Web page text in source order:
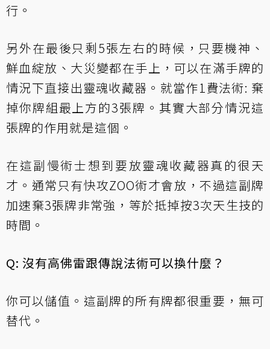
行。
另外在最後只剩5張左右的時候，只要機神、
鮮血綻放、大災變都在手上，可以在滿手牌的
情況下直接出靈魂收藏器。就當作1費法術: 棄
掉你牌組最上方的3張牌。其實大部分情況這
張牌的作用就是這個。
在這副慢術士想到要放靈魂收藏器真的很天
才。通常只有快攻ZOO術才會放，不過這副牌
加速棄3張牌非常強，等於抵掉按3次天生技的
時間。
Q: 沒有高佛雷跟傳說法術可以換什麼？
你可以儲值。這副牌的所有牌都很重要，無可
替代。